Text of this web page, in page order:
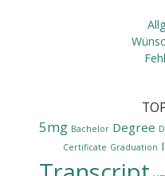
5mg Bachelor Degree
Certificate Graduation